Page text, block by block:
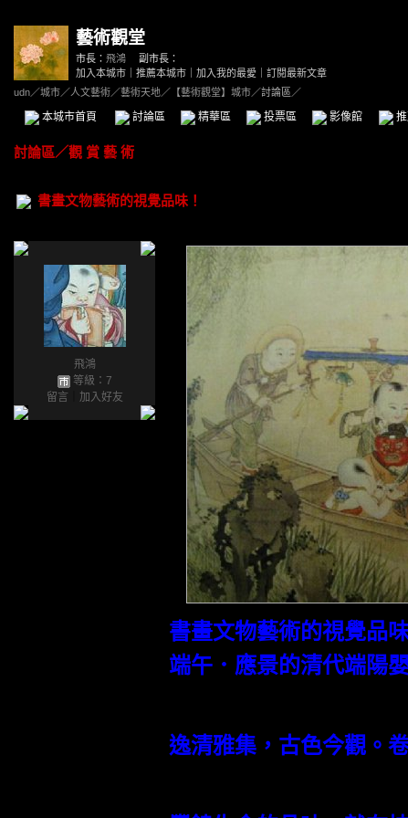
藝術觀堂
市長： 飛鴻
副市長：
加入本城市
推薦本城市 加入我的最愛
訂閱最新文章
udn／城市／人文藝術／藝術天地／ 【藝術觀堂】城市／討論區／
本城市首頁 討論區 精華區 投票區 影像館
討論區／觀 賞 藝 術
書畫文物藝術的視覺品味！
飛鴻
等級：7
留言
加入好友
書畫文物藝術的視覺品味
端午．應景的清代端陽
逸清雅集，古色今觀。